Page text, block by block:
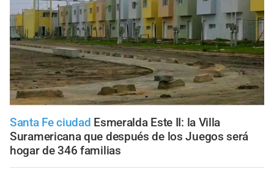
Santa Fe ciudad Esmeralda Este II: la Villa
Suramericana que después de los Juegos será
hogar de 346 familias